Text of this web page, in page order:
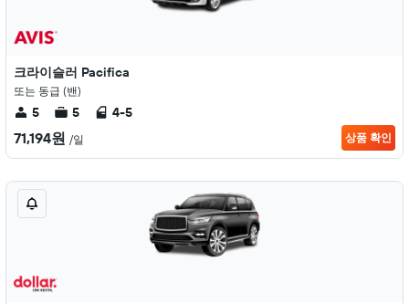
크라이슬러 Pacifica
또는 동급 (밴)
5 5 4-5
71,194원 /일 상품 확인